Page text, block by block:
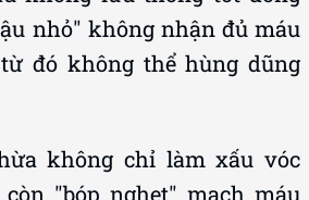
từ đó không thể hùng dũng
không chỉ làm xấu vóc
còn "bóp nghẹt" mạch máu
kg mỡ thừa bạn mang